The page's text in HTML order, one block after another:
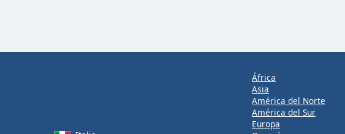
África
Asia
América del Norte
América del Sur
Europa